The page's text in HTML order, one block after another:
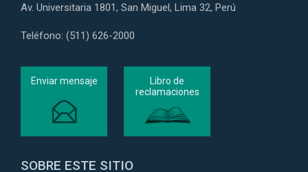
Av. Universitaria 1801, San Miguel, Lima 32, Perú
Teléfono: (511) 626-2000
Enviar mensaje
Libro de
reclamaciones
SOBRE ESTE SITIO